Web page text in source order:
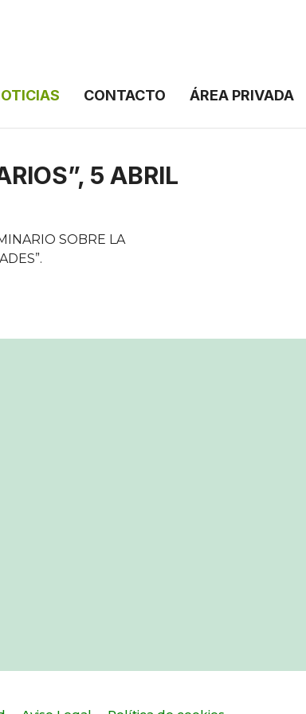
CONTACTO ÁREA PRIVADA
5 ABRIL
SOBRE LA